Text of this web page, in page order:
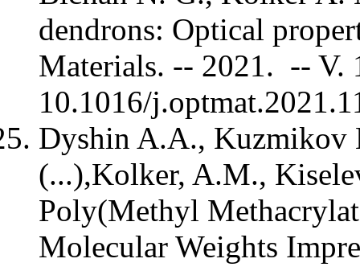
dendrons: Optical
Materials. -- 2021. --
10.1016/
Dyshin A.A., Kuzmikov
(...),Kolker, A.M.,
Poly(Methyl
Molecular Weights